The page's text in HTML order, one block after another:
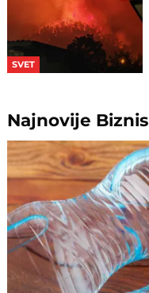
SVET
Najnovije Biznis